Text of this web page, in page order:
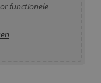
functionele